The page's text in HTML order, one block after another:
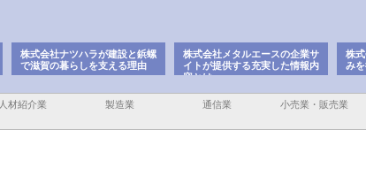
株式会社ナツハラが建設と鋲螺
で滋賀の暮らしを支える理由
株式会社メタルエースの企業サ
イトが提供する充実した情報内
容とは
株
み
人材紹介業 製造業 通信業 小売業・販売業